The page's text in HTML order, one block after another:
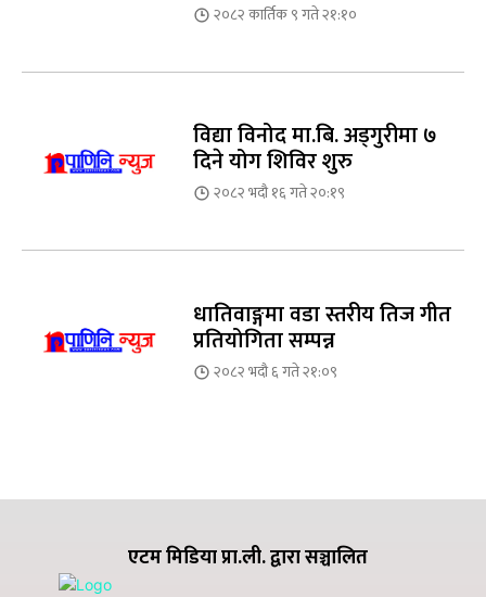
२०८२ कार्तिक ९ गते २१:१०
विद्या विनोद मा.बि. अड्गुरीमा ७
दिने योग शिविर शुरु
२०८२ भदौ १६ गते २०:१९
धातिवाङ्गमा वडा स्तरीय तिज गीत
प्रतियोगिता सम्पन्न
२०८२ भदौ ६ गते २१:०९
एटम मिडिया प्रा.ली. द्वारा सञ्चालित